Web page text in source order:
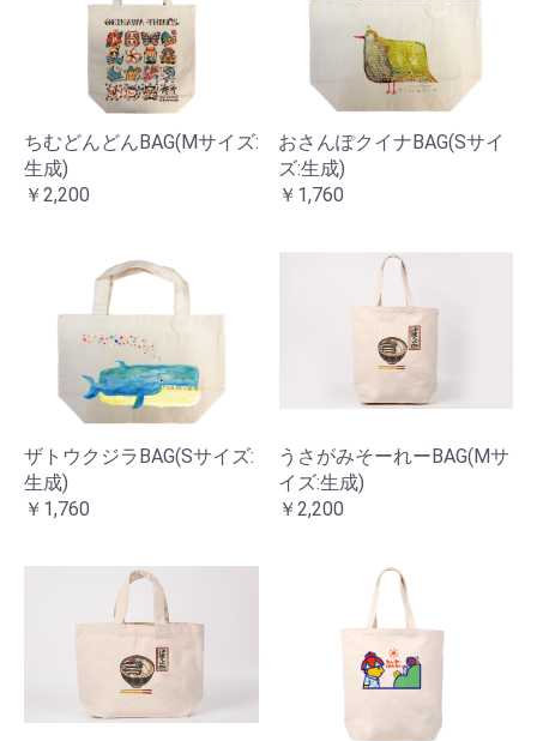
ちむどんどんBAG(Mサイズ:
生成)
￥2,200
おさんぽクイナBAG(Sサイ
ズ:生成)
￥1,760
ザトウクジラBAG(Sサイズ:
生成)
￥1,760
うさがみそーれーBAG(Mサ
イズ:生成)
￥2,200